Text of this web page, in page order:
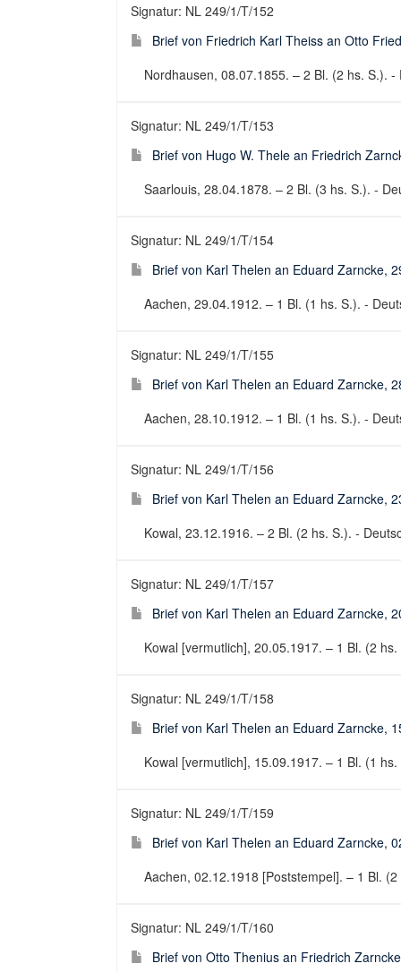
Signatur: NL 249/1/T/152
Brief von Friedrich Karl Theiss an Otto
Nordhausen, 08.07.1855. – 2 Bl. (2 hs. S.).
Signatur: NL 249/1/T/153
Brief von Hugo W. Thele an Friedrich
Saarlouis, 28.04.1878. – 2 Bl. (3 hs. S.). -
Signatur: NL 249/1/T/154
Brief von Karl Thelen an Eduard Zarncke,
Aachen, 29.04.1912. – 1 Bl. (1 hs. S.). -
Signatur: NL 249/1/T/155
Brief von Karl Thelen an Eduard Zarncke,
Aachen, 28.10.1912. – 1 Bl. (1 hs. S.). -
Signatur: NL 249/1/T/156
Brief von Karl Thelen an Eduard Zarncke,
Kowal, 23.12.1916. – 2 Bl. (2 hs. S.). -
Signatur: NL 249/1/T/157
Brief von Karl Thelen an Eduard Zarncke,
Kowal [vermutlich], 20.05.1917. – 1 Bl. (2
Signatur: NL 249/1/T/158
Brief von Karl Thelen an Eduard Zarncke,
Kowal [vermutlich], 15.09.1917. – 1 Bl. (1
Signatur: NL 249/1/T/159
Brief von Karl Thelen an Eduard Zarncke,
Aachen, 02.12.1918 [Poststempel]. – 1 Bl.
Signatur: NL 249/1/T/160
Brief von Otto Thenius an Friedrich